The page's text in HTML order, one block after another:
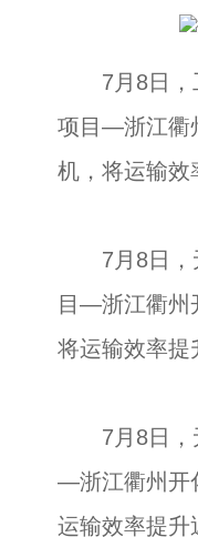
7月8日，工
项目—浙江衢
机，将运输效
7月8日，无
目—浙江衢州
将运输效率提
7月8日，无
—浙江衢州开
运输效率提升